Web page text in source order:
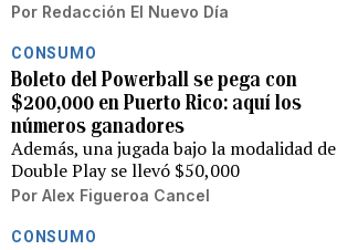
Por Redacción El Nuevo Día
CONSUMO
Boleto del Powerball se pega con
$200,000 en Puerto Rico: aquí los
números ganadores
Además, una jugada bajo la modalidad de
Double Play se llevó $50,000
Por Alex Figueroa Cancel
CONSUMO